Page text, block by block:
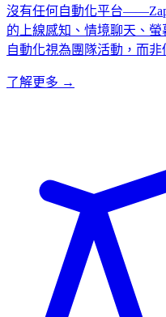
沒有任何自動化平台
的上線感知、情境聊天、
自動化視為團隊活動，而非
了解更多 →